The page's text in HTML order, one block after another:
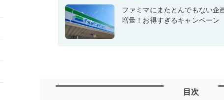
ファミマにまたとんでもない企
増量！お得すぎるキャンペーン
目次